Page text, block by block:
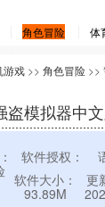
角色冒险 体
游戏 >> 角色冒险 >>
盗模拟器中
软件授权：
软件大小：
93.89M
更